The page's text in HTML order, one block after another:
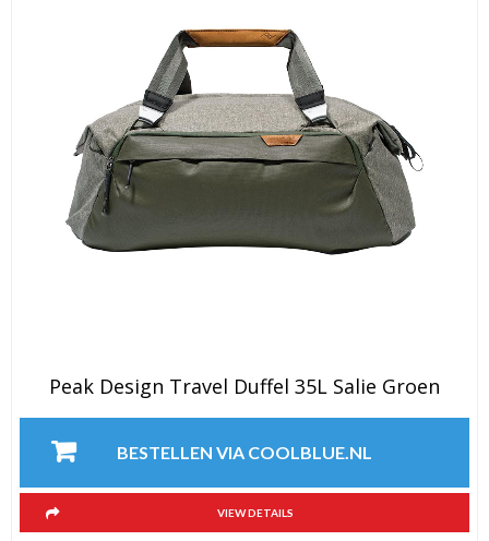
Peak Design Travel Duffel 35L Salie Groen
BESTELLEN VIA COOLBLUE.NL
VIEW DETAILS